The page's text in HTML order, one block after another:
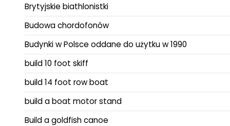
Brytyjskie biathlonistki
Budowa chordofonów
Budynki w Polsce oddane do użytku w 1990
build 10 foot skiff
build 14 foot row boat
build a boat motor stand
Build a goldfish canoe